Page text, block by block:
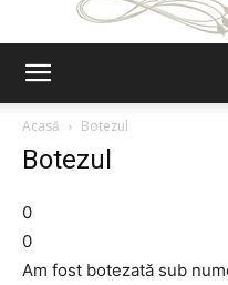
Acasă
Botezul
Botezul
0
0
Am fost botezată sub